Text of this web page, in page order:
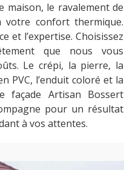
maison, le ravalement de
votre confort thermique.
et l’expertise. Choisissez
que nous vous
Le crépi, la pierre, la
PVC, l’enduit coloré et la
façade Artisan Bossert
pour un résultat
à vos attentes.